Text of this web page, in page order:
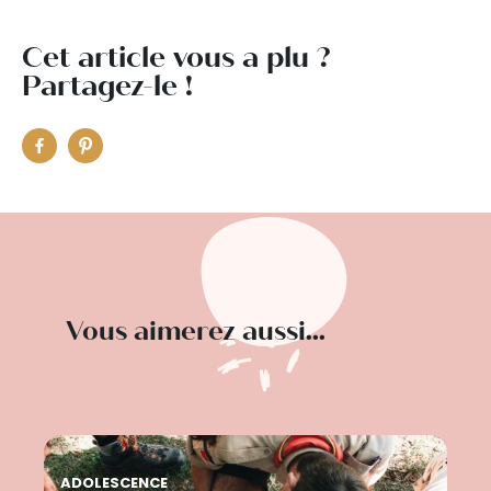
Cet article vous a plu ?
Partagez-le !
Vous aimerez aussi...
ADOLESCENCE